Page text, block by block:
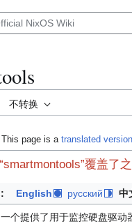
不转换
This page is a translated version
覆盖了
English русский 中
个提供了用于监控硬盘驱动